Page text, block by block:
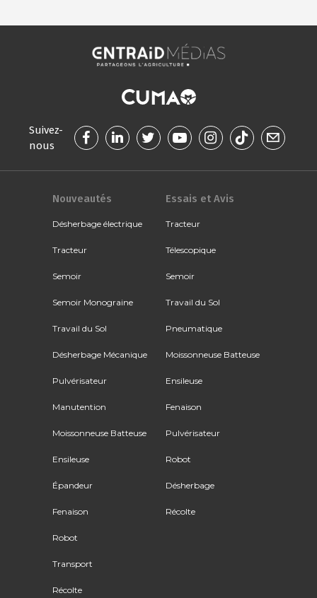
Suivez-
nous
Nouveautés
Désherbage électrique
Tracteur
Semoir
Semoir Monograine
Travail du Sol
Désherbage Mécanique
Pulvérisateur
Manutention
Moissonneuse Batteuse
Ensileuse
Épandeur
Fenaison
Robot
Transport
Récolte
Essais et Avis
Tracteur
Télescopique
Semoir
Travail du Sol
Pneumatique
Moissonneuse Batteuse
Ensileuse
Fenaison
Pulvérisateur
Robot
Désherbage
Récolte